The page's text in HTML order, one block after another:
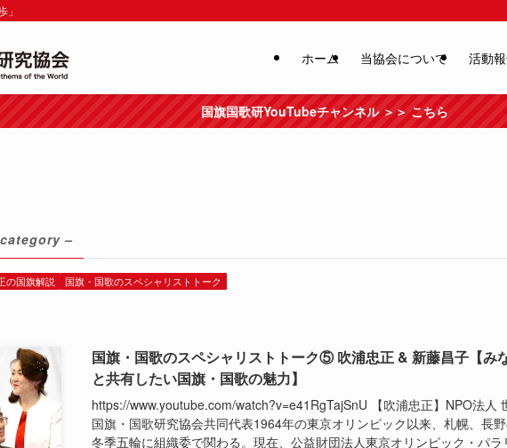
ホーム 当協会について 活動
国旗国歌研YouTubeチャンネル ＞＞ こちら
–
の国旗解説 国旗・国歌のスペシャリストトーク
国旗・国歌のスペシャリストトーク⑤ 吹浦忠正 & 新藤昌子【み
と共有したい国旗・国歌の魅力】
https://www.youtube.com/watch?v=e41RgTajSnU 【吹浦忠正】NPO法人
国旗・国歌研究協会共同代表1964年の東京オリンピック以来、札幌、長
冬季五輪に組織委で関わる。現在、公益財団法人東京オリンピック・パラ